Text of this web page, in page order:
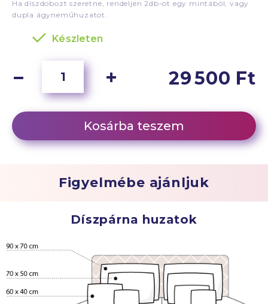
Ha díszdobozt szeretne, rendeljen 2db-ot egy mintából, vagy
dupla ágyneműhuzatot.
Készleten
29 500 Ft
Kosárba teszem
Figyelmébe ajánljuk
Díszpárna huzatok